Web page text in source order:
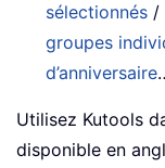
sélectionnés /
groupes
d’anniversaire
Utilisez Kutools
disponible en